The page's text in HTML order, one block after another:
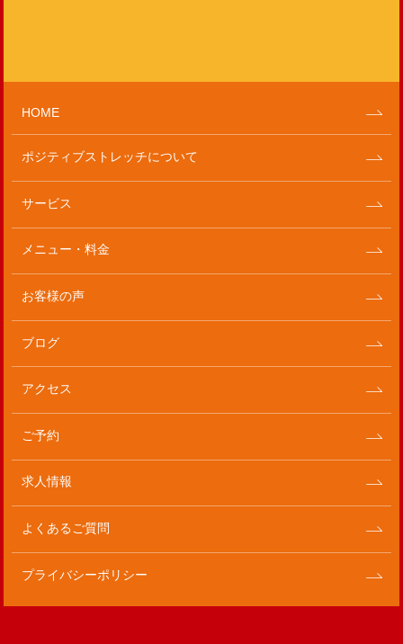
HOME
ポジティブストレッチについて
サービス
メニュー・料金
お客様の声
ブログ
アクセス
ご予約
求人情報
よくあるご質問
プライバシーポリシー